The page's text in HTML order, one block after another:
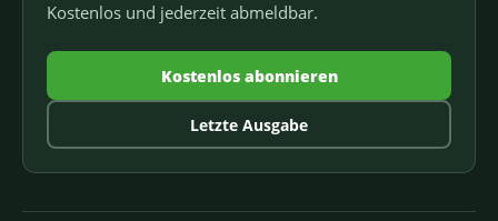
Kostenlos und jederzeit abmeldbar.
Kostenlos abonnieren
Letzte Ausgabe